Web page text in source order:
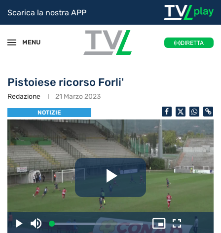
Scarica la nostra APP
MENU DIRETTA
Pistoiese ricorso Forli'
Redazione 21 Marzo 2023
NOTIZIE
PlayDisattiva Caricato:
Picture-Schermo